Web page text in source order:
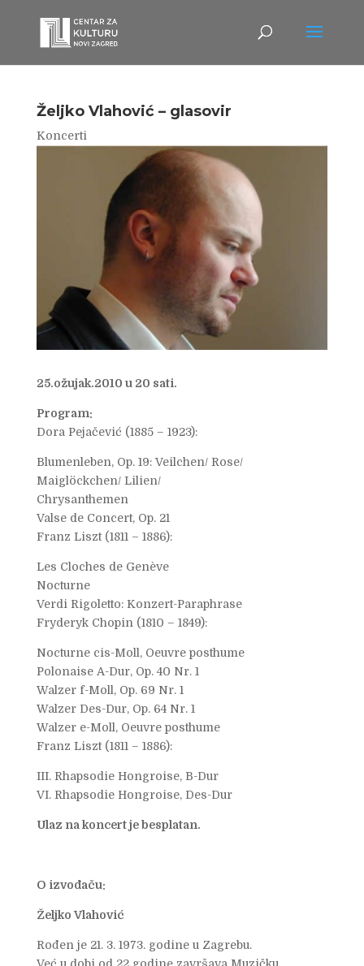
Željko Vlahović – glasovir
Koncerti
25.ožujak.2010 u 20 sati.
Program:
Dora Pejačević (1885 – 1923):
Blumenleben, Op. 19: Veilchen/ Rose/
Maiglöckchen/ Lilien/
Chrysanthemen
Valse de Concert, Op. 21
Franz Liszt (1811 – 1886):
Les Cloches de Genève
Nocturne
Verdi Rigoletto: Konzert-Paraphrase
Fryderyk Chopin (1810 – 1849):
Nocturne cis-Moll, Oeuvre posthume
Polonaise A-Dur, Op. 40 Nr. 1
Walzer f-Moll, Op. 69 Nr. 1
Walzer Des-Dur, Op. 64 Nr. 1
Walzer e-Moll, Oeuvre posthume
Franz Liszt (1811 – 1886):
III. Rhapsodie Hongroise, B-Dur
VI. Rhapsodie Hongroise, Des-Dur
Ulaz na koncert je besplatan.
O izvođaču:
Željko Vlahović
Rođen je 21. 3. 1973. godine u Zagrebu.